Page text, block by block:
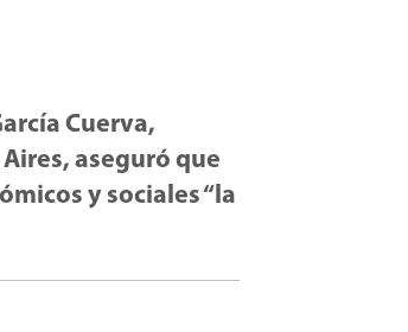
Cuerva,
aseguró que
y sociales “la